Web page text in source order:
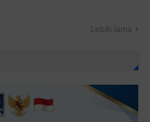
Lebih lama